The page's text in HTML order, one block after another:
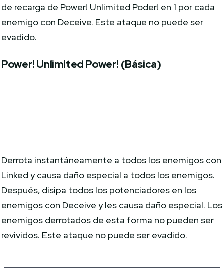
de recarga de Power! Unlimited Poder! en 1 por cada
enemigo con Deceive. Este ataque no puede ser
evadido.
Power! Unlimited Power! (Básica)
Derrota instantáneamente a todos los enemigos con
Linked y causa daño especial a todos los enemigos.
Después, disipa todos los potenciadores en los
enemigos con Deceive y les causa daño especial. Los
enemigos derrotados de esta forma no pueden ser
revividos. Este ataque no puede ser evadido.